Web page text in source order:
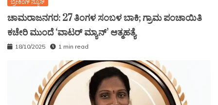
ಬ್ರೇಕಿಂಗ್ ನ್ಯೂಸ್
ಚಾಮರಾಜನಗರ: 27 ತಿಂಗಳ ಸಂಬಳ ಬಾಕಿ; ಗ್ರಾಮ ಪಂಚಾಯಿತಿ
ಕಚೇರಿ ಮುಂದೆ ‘ವಾಟರ್ ಮ್ಯಾನ್’ ಆತ್ಮಹತ್ಯೆ
18/10/2025 1 min read